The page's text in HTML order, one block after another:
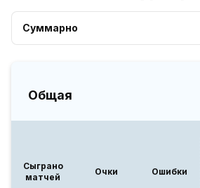
Суммарно
Общая
Сыграно
матчей
Очки Ошибки